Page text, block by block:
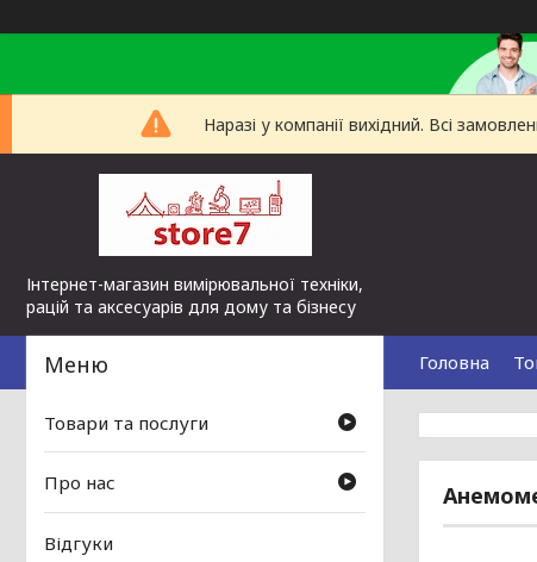
Наразі у компанії вихідний. Всі
Інтернет-магазин вимірювальної техніки,
рацій та аксесуарів для дому та бізнесу
Головна
Товари та послуги
Про нас
Відгуки